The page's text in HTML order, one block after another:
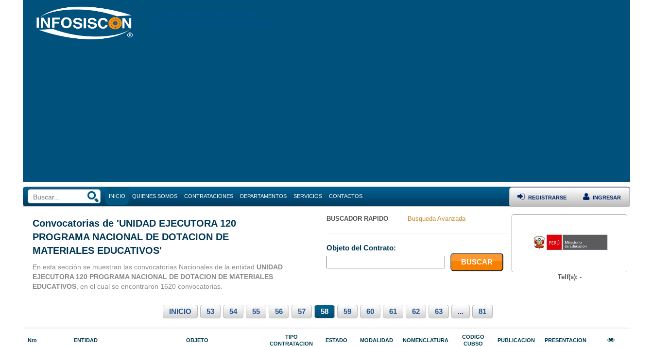
INICIO QUIENES SOMOS CONTRATACIONES
Convocatorias Nacionales
DEPARTAMENTOS
Arequipa
Callao
SERVICIOS CONTACTOS INGRESAR
REGISTRARSE
Convocatorias de 'UNIDAD EJECUTORA 120
PROGRAMA NACIONAL DE DOTACION DE
MATERIALES EDUCATIVOS'
En esta sección se muestran las convocatorias Nacionales de la entidad UNIDAD
EJECUTORA 120 PROGRAMA NACIONAL DE DOTACION DE MATERIALES
EDUCATIVOS , en el cual se encontraron 1620 convocatorias.
BUSCADOR RAPIDO Busqueda Avanzada
Objeto del Contrato:
Telf(s): -
INICIO 53 54 55 56 57 58 59 60 61 62 63 ... 81
Nro ENTIDAD OBJETO
TIPO
CONTRATACION
ESTADO MODALIDAD NOMENCLATURA
CODIGO
CUBSO
PUBLICACION PRESENTACION